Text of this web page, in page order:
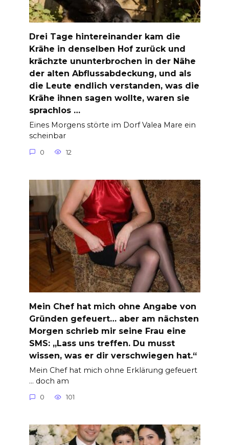
Drei Tage hintereinander kam die
Krähe in denselben Hof zurück und
krächzte ununterbrochen in der Nähe
der alten Abflussabdeckung, und als
die Leute endlich verstanden, was die
Krähe ihnen sagen wollte, waren sie
sprachlos …
Eines Morgens störte im Dorf Valea Mare ein
scheinbar
0 12
Mein Chef hat mich ohne Angabe von
Gründen gefeuert… aber am nächsten
Morgen schrieb mir seine Frau eine
SMS: „Lass uns treffen. Du musst
wissen, was er dir verschwiegen hat.“
Mein Chef hat mich ohne Erklärung gefeuert
… doch am
0 101